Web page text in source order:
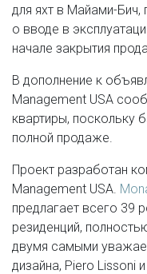
для яхт в Майами-Бич,
о вводе в
начале закрытия
В дополнение к
Management USA
квартиры, поскольку
полной продаже.
Проект разработан
Management USA.
предлагает всего 39
резиденций,
двумя самыми
дизайна, Piero Lissoni